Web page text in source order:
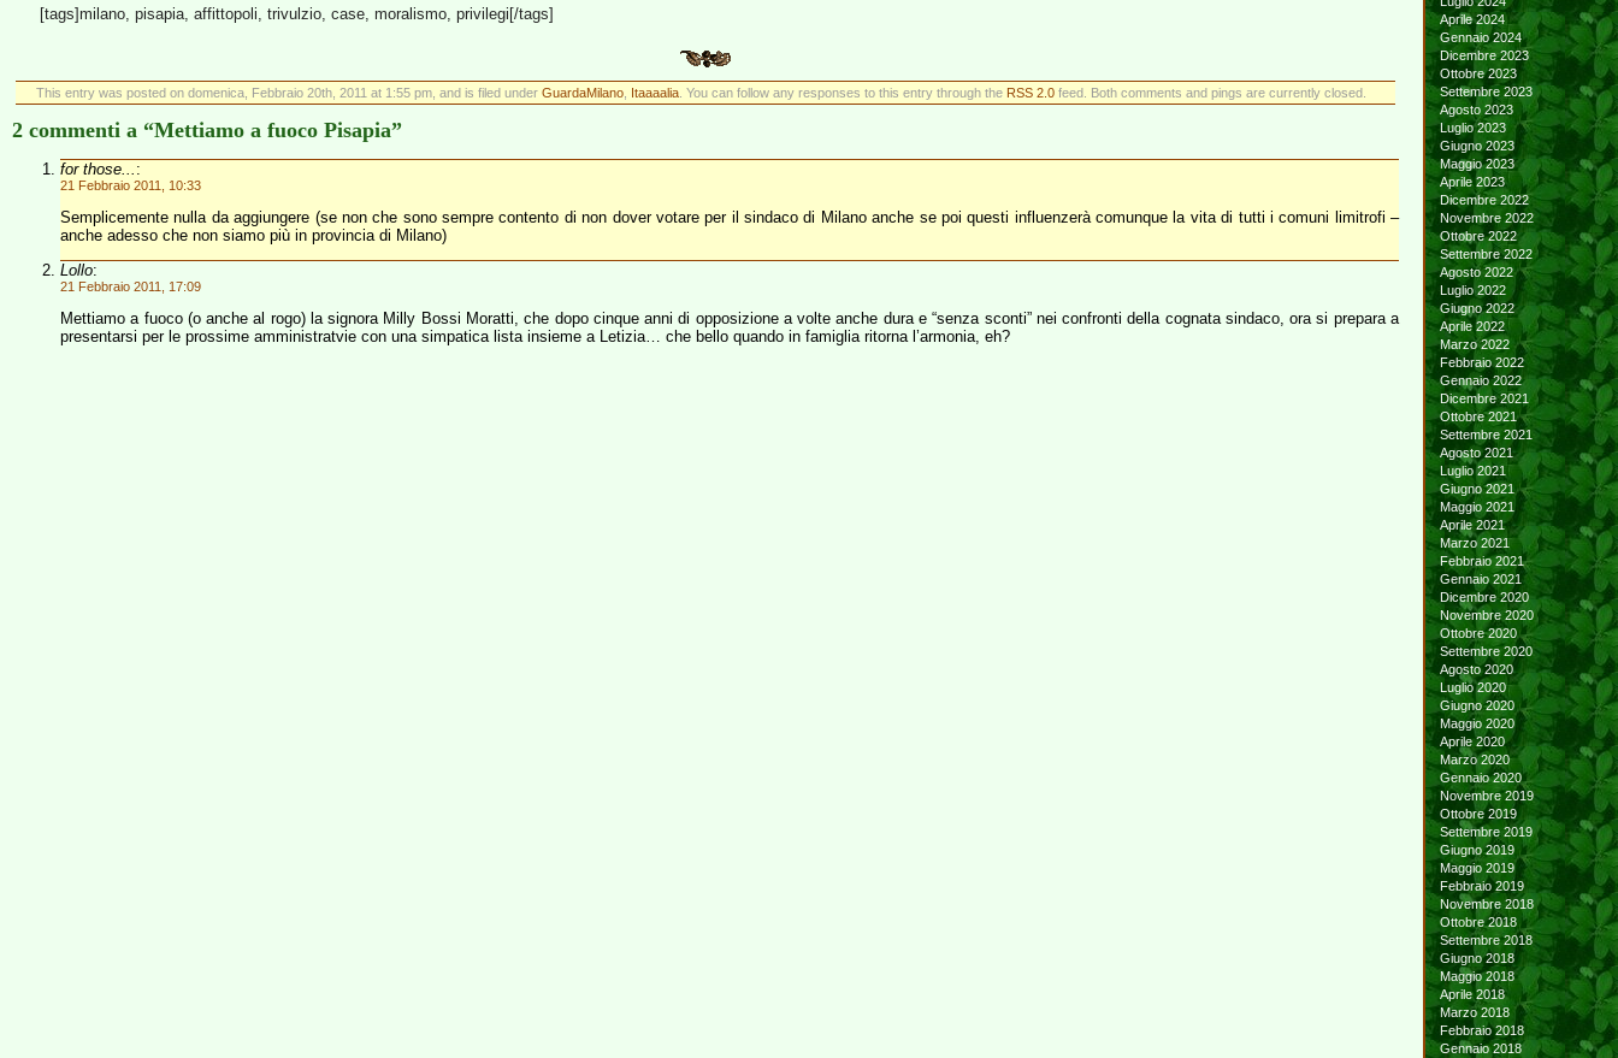
[tags]milano, pisapia, affittopoli, trivulzio, case, moralismo, privilegi[/tags]
This entry was posted on domenica, Febbraio 20th, 2011 at 1:55 pm, and is filed under GuardaMilano, Itaaaalia. You can follow any responses to this entry through the RSS 2.0feed. Both comments and pings are currently closed.
2 commenti a “Mettiamo a fuoco Pisapia”
for those... :
21 Febbraio 2011, 10:33
Semplicemente nulla da aggiungere (se non che sono sempre contento di non dover votare per il sindaco di Milano anche se poi questi influenzerà comunque la vita di tutti i comuni limitrofi –
anche adesso che non siamo più in provincia di Milano)
Lollo:
21 Febbraio 2011, 17:09
Mettiamo a fuoco (o anche al rogo) la signora Milly Bossi Moratti, che dopo cinque anni di opposizione a volte anche dura e “senza sconti” nei confronti della cognata sindaco, ora si prepara a
presentarsi per le prossime amministratvie con una simpatica lista insieme a Letizia… che bello quando in famiglia ritorna l’armonia, eh?
Aprile 2024
Gennaio 2024
Dicembre 2023
Ottobre 2023
Settembre 2023
Agosto 2023
Luglio 2023
Giugno 2023
Maggio 2023
Aprile 2023
Dicembre 2022
Novembre 2022
Ottobre 2022
Settembre 2022
Agosto 2022
Luglio 2022
Giugno 2022
Aprile 2022
Marzo 2022
Febbraio 2022
Gennaio 2022
Dicembre 2021
Ottobre 2021
Settembre 2021
Agosto 2021
Luglio 2021
Giugno 2021
Maggio 2021
Aprile 2021
Marzo 2021
Febbraio 2021
Gennaio 2021
Dicembre 2020
Novembre 2020
Ottobre 2020
Settembre 2020
Agosto 2020
Luglio 2020
Giugno 2020
Maggio 2020
Aprile 2020
Marzo 2020
Gennaio 2020
Novembre 2019
Ottobre 2019
Settembre 2019
Giugno 2019
Maggio 2019
Febbraio 2019
Novembre 2018
Ottobre 2018
Settembre 2018
Giugno 2018
Maggio 2018
Aprile 2018
Marzo 2018
Febbraio 2018
Gennaio 2018